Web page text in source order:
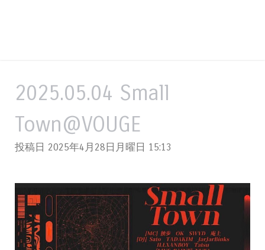
2025.05.04 Small
Town@VOUGE
投稿日 2025年4月28日月曜日 15:13